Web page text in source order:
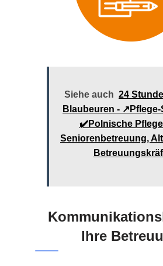
Siehe auch 24
Blaubeuren - ↗️Pflege-
✔️Polnische
Seniorenbetreuung,
Ihre